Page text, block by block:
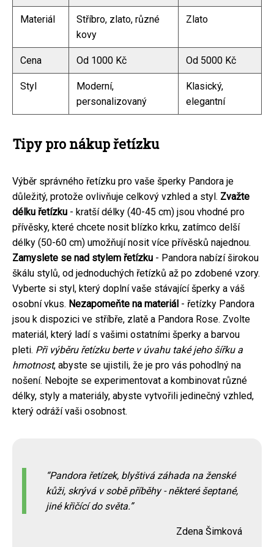
Materiál
Stříbro, zlato, různé
kovy
Zlato
Cena Od 1000 Kč Od 5000 Kč
Styl
Moderní,
personalizovaný
Klasický,
elegantní
Tipy pro nákup řetízku
Výběr správného řetízku pro vaše šperky Pandora je
důležitý, protože ovlivňuje celkový vzhled a styl. Zvažte
délku řetízku - kratší délky (40-45 cm) jsou vhodné pro
přívěsky, které chcete nosit blízko krku, zatímco delší
délky (50-60 cm) umožňují nosit více přívěsků najednou.
Zamyslete se nad stylem řetízku - Pandora nabízí širokou
škálu stylů, od jednoduchých řetízků až po zdobené vzory.
Vyberte si styl, který doplní vaše stávající šperky a váš
osobní vkus. Nezapomeňte na materiál - řetízky Pandora
jsou k dispozici ve stříbře, zlatě a Pandora Rose. Zvolte
materiál, který ladí s vašimi ostatními šperky a barvou
pleti. Při výběru řetízku berte v úvahu také jeho šířku a
hmotnost, abyste se ujistili, že je pro vás pohodlný na
nošení. Nebojte se experimentovat a kombinovat různé
délky, styly a materiály, abyste vytvořili jedinečný vzhled,
který odráží vaši osobnost.
Pandora řetízek, blyštivá záhada na ženské
kůži, skrývá v sobě příběhy - některé šeptané,
jiné křičící do světa.
Zdena Šimková